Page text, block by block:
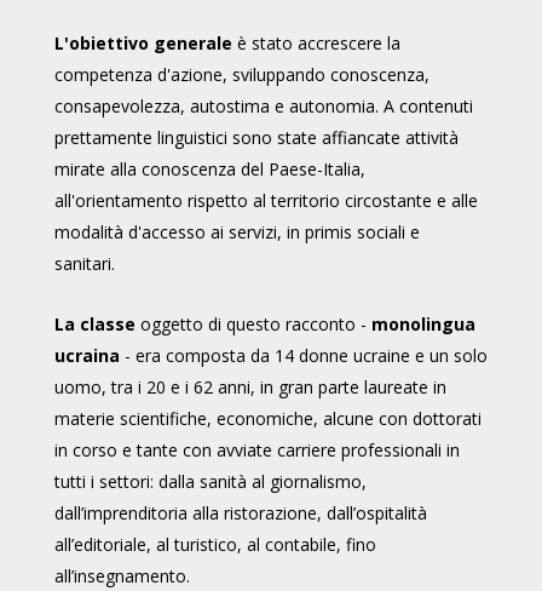
L'obiettivo generale è stato accrescere la
competenza d'azione, sviluppando conoscenza,
consapevolezza, autostima e autonomia. A contenuti
prettamente linguistici sono state affiancate attività
mirate alla conoscenza del Paese-Italia,
all'orientamento rispetto al territorio circostante e alle
modalità d'accesso ai servizi, in primis sociali e
sanitari.
La classe oggetto di questo racconto - monolingua
ucraina - era composta da 14 donne ucraine e un solo
uomo, tra i 20 e i 62 anni, in gran parte laureate in
materie scientifiche, economiche, alcune con dottorati
in corso e tante con avviate carriere professionali in
tutti i settori: dalla sanità al giornalismo,
dall’imprenditoria alla ristorazione, dall’ospitalità
all’editoriale, al turistico, al contabile, fino
all’insegnamento.